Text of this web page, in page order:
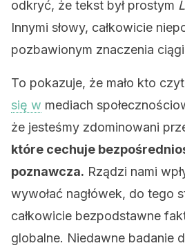
odkryć, że tekst był prostym
Innymi słowy, całkowicie
pozbawionym znaczenia
To pokazuje, że mało kto
się w mediach
że jesteśmy zdominowani
które cechuje
poznawcza. Rządzi nami
wywołać nagłówek, do tego
całkowicie bezpodstawne
globalne. Niedawne badanie